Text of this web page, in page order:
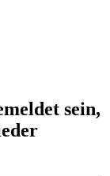
sein,